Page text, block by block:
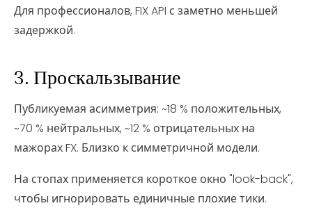
Для профессионалов, FIX API с заметно меньшей
задержкой.
3. Проскальзывание
Публикуемая асимметрия: ~18 % положительных,
~70 % нейтральных, ~12 % отрицательных на
мажорах FX. Близко к симметричной модели.
На стопах применяется короткое окно "look-back",
чтобы игнорировать единичные плохие тики.